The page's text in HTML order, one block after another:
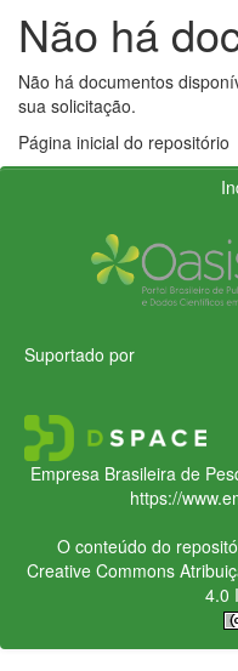
Não há
Não há documentos
sua solicitação.
Página inicial do repositório
Suportado por
Empresa Brasileira de
https://
O conteúdo do
Creative Commons
4.0